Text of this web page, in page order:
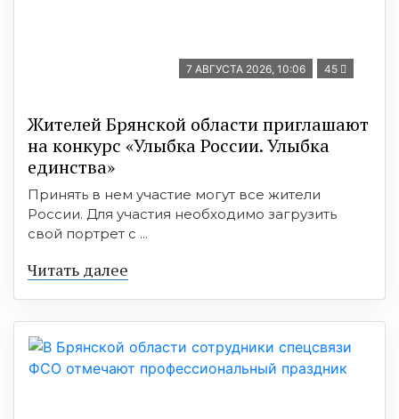
7 АВГУСТА 2026, 10:06 45
Жителей Брянской области приглашают
на конкурс «Улыбка России. Улыбка
единства»
Принять в нем участие могут все жители
России. Для участия необходимо загрузить
свой портрет с ...
Читать далее